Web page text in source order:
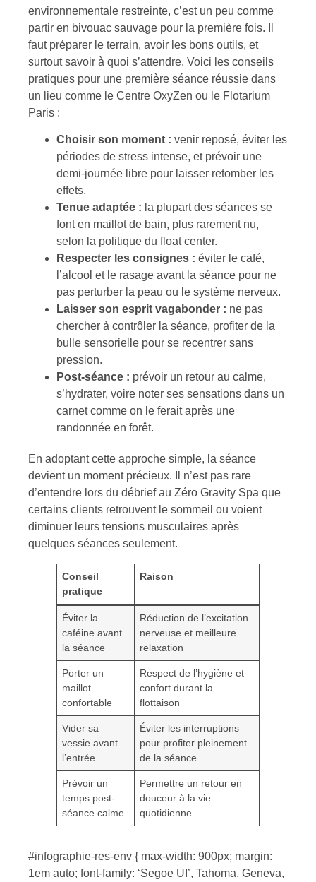
environnementale restreinte, c’est un peu comme
partir en bivouac sauvage pour la première fois. Il
faut préparer le terrain, avoir les bons outils, et
surtout savoir à quoi s’attendre. Voici les conseils
pratiques pour une première séance réussie dans
un lieu comme le Centre OxyZen ou le Flotarium
Paris :
Choisir son moment : venir reposé, éviter les
périodes de stress intense, et prévoir une
demi-journée libre pour laisser retomber les
effets.
Tenue adaptée : la plupart des séances se
font en maillot de bain, plus rarement nu,
selon la politique du float center.
Respecter les consignes : éviter le café,
l’alcool et le rasage avant la séance pour ne
pas perturber la peau ou le système nerveux.
Laisser son esprit vagabonder : ne pas
chercher à contrôler la séance, profiter de la
bulle sensorielle pour se recentrer sans
pression.
Post-séance : prévoir un retour au calme,
s’hydrater, voire noter ses sensations dans un
carnet comme on le ferait après une
randonnée en forêt.
En adoptant cette approche simple, la séance
devient un moment précieux. Il n’est pas rare
d’entendre lors du débrief au Zéro Gravity Spa que
certains clients retrouvent le sommeil ou voient
diminuer leurs tensions musculaires après
quelques séances seulement.
Conseil
pratique
Raison
Éviter la
caféine avant
la séance
Réduction de l’excitation
nerveuse et meilleure
relaxation
Porter un
maillot
confortable
Respect de l’hygiène et
confort durant la
flottaison
Vider sa
vessie avant
l’entrée
Éviter les interruptions
pour profiter pleinement
de la séance
Prévoir un
temps post-
séance calme
Permettre un retour en
douceur à la vie
quotidienne
#infographie-res-env { max-width: 900px; margin:
1em auto; font-family: ‘Segoe UI’, Tahoma, Geneva,